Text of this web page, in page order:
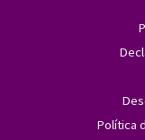
Política